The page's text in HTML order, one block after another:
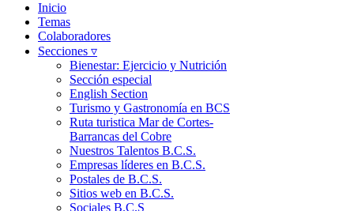
Inicio
Temas
Colaboradores
Secciones ▿
Bienestar: Ejercicio y Nutrición
Sección especial
English Section
Turismo y Gastronomía en BCS
Ruta turistica Mar de Cortes-
Barrancas del Cobre
Nuestros Talentos B.C.S.
Empresas líderes en B.C.S.
Postales de B.C.S.
Sitios web en B.C.S.
Sociales B.C.S